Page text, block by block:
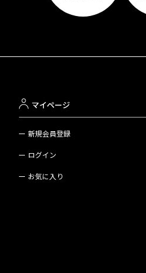
マイページ
新規会員登録
ログイン
お気に入り